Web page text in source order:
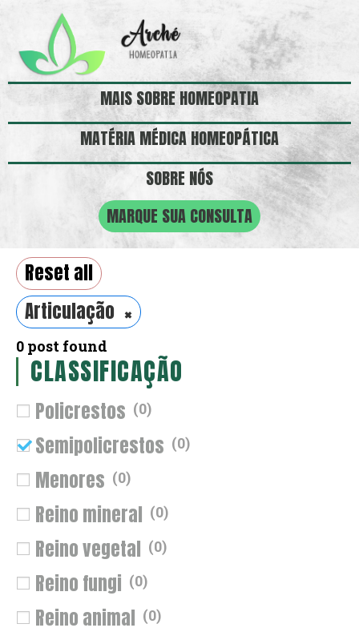
MAIS SOBRE HOMEOPATIA
MATÉRIA MÉDICA HOMEOPÁTICA
SOBRE NÓS
MARQUE SUA CONSULTA
Reset all
Articulação ×
0 post found
CLASSIFICAÇÃO
Policrestos (0)
Semipolicrestos (0)
Menores (0)
Reino mineral (0)
Reino vegetal (0)
Reino fungi (0)
Reino animal (0)